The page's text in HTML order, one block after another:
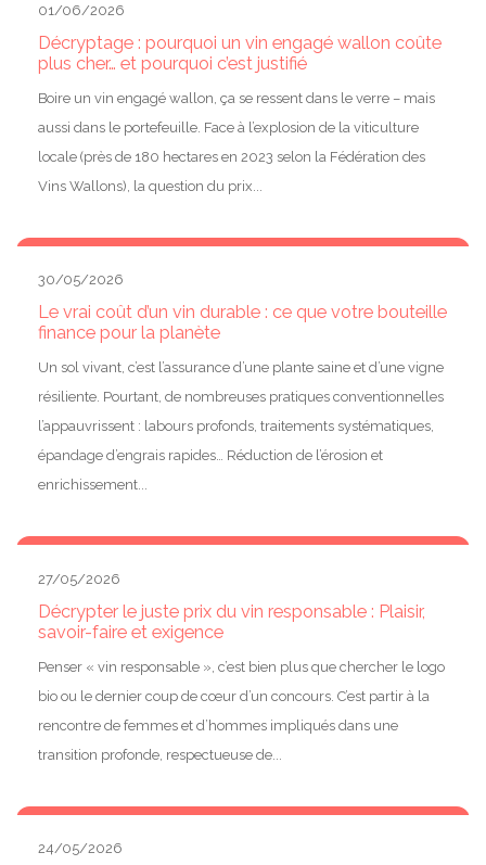
01/06/2026
Décryptage : pourquoi un vin engagé wallon coûte
plus cher… et pourquoi c’est justifié
Boire un vin engagé wallon, ça se ressent dans le verre – mais
aussi dans le portefeuille. Face à l’explosion de la viticulture
locale (près de 180 hectares en 2023 selon la Fédération des
Vins Wallons), la question du prix...
30/05/2026
Le vrai coût d’un vin durable : ce que votre bouteille
finance pour la planète
Un sol vivant, c’est l’assurance d’une plante saine et d’une vigne
résiliente. Pourtant, de nombreuses pratiques conventionnelles
l’appauvrissent : labours profonds, traitements systématiques,
épandage d’engrais rapides… Réduction de l’érosion et
enrichissement...
27/05/2026
Décrypter le juste prix du vin responsable : Plaisir,
savoir-faire et exigence
Penser « vin responsable », c’est bien plus que chercher le logo
bio ou le dernier coup de cœur d’un concours. C’est partir à la
rencontre de femmes et d’hommes impliqués dans une
transition profonde, respectueuse de...
24/05/2026